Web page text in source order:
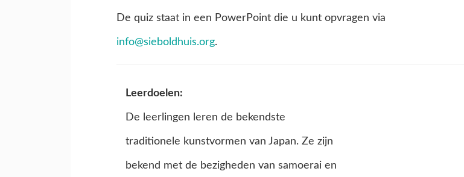
De quiz staat in een PowerPoint die u kunt opvragen via
info@sieboldhuis.org.
Leerdoelen:
De leerlingen leren de bekendste
traditionele kunstvormen van Japan. Ze zijn
bekend met de bezigheden van samoerai en